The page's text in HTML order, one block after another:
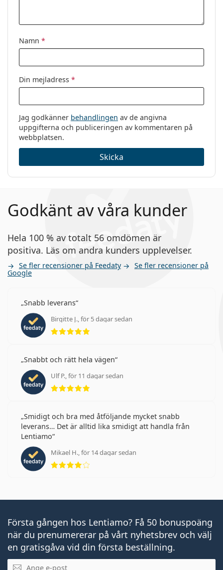
Namn *
Din mejladress *
Jag godkänner behandlingen av de angivna
uppgifterna och publiceringen av kommentaren på
webbplatsen.
Skicka
Godkänt av våra kunder
Hela 100 % av totalt 56 omdömen är
positiva. Läs om andra kunders upplevelser.
Se fler recensioner på Feedaty Se fler recensioner på
Google
Snabb leverans
Birgitte J., för 5 dagar sedan
Betyg 5 av 5
Snabbt och rätt hela vägen
Ulf P., för 11 dagar sedan
Betyg 5 av 5
Smidigt och bra med åtföljande mycket snabb
leverans… Det är alltid lika smidigt att handla från
Lentiamo
Mikael H., för 14 dagar sedan
Betyg 4 av 5
Första gången hos Lentiamo? Få 50 bonuspoäng
när du prenumererar på vårt nyhetsbrev och välj
en gratisgåva vid din första beställning.
Mejladress